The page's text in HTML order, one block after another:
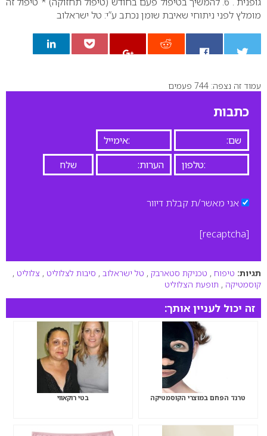
מומלץ לפני ניתוחי שאיבת שומן נכתב ע”י: טל ישראלוב
0
עמוד זה נצפה: 744 פעמים
כתבות
אני מאשר/ת קבלת דיוור
[recaptcha]
תגיות: טיפוח , טכניקת סטארבק , טל ישראלוב , סיבות לצלוליט , צלוליט ,
קוסמטיקה , תופעת הצלוליט
זה יכול לעניין אותך:
טרנד הפחם במוצרי הקוסמטיקה בטי רוקאווי